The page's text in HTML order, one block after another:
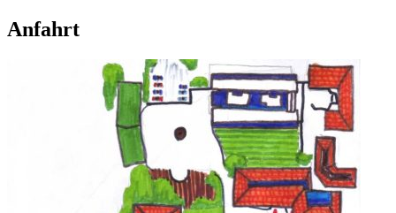
Anfahrt